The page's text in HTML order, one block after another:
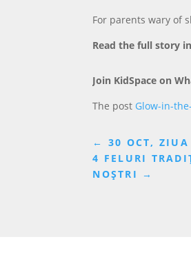
For parents wary of
Read the full story
Join KidSpace on
The post Glow-in-
← 30 OCT,
4 FELURI
NOȘTRI →